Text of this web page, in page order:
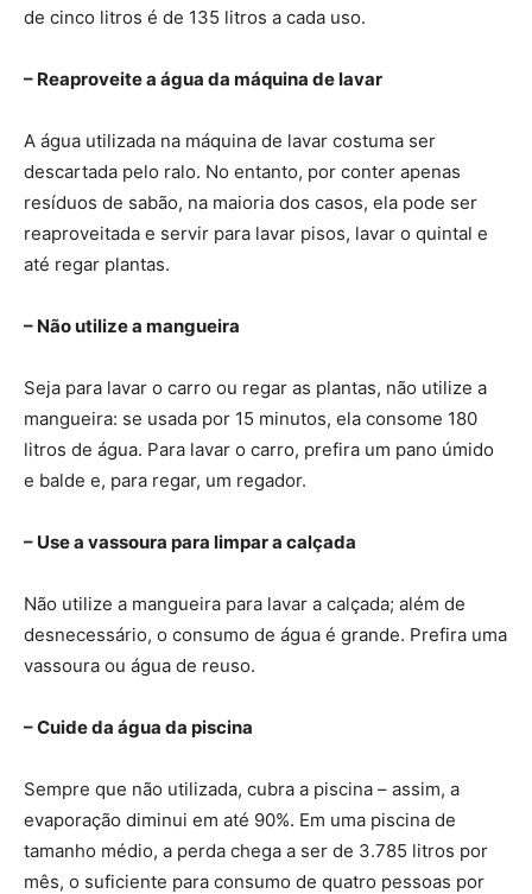
de cinco litros é de 135 litros a cada uso.
– Reaproveite a água da máquina de lavar
A água utilizada na máquina de lavar costuma ser
descartada pelo ralo. No entanto, por conter apenas
resíduos de sabão, na maioria dos casos, ela pode ser
reaproveitada e servir para lavar pisos, lavar o quintal e
até regar plantas.
– Não utilize a mangueira
Seja para lavar o carro ou regar as plantas, não utilize a
mangueira: se usada por 15 minutos, ela consome 180
litros de água. Para lavar o carro, prefira um pano úmido
e balde e, para regar, um regador.
– Use a vassoura para limpar a calçada
Não utilize a mangueira para lavar a calçada; além de
desnecessário, o consumo de água é grande. Prefira uma
vassoura ou água de reuso.
– Cuide da água da piscina
Sempre que não utilizada, cubra a piscina – assim, a
evaporação diminui em até 90%. Em uma piscina de
tamanho médio, a perda chega a ser de 3.785 litros por
mês, o suficiente para consumo de quatro pessoas por